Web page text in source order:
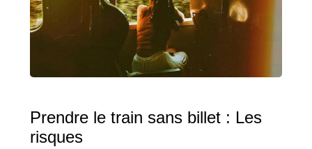
Prendre le train sans billet : Les
risques